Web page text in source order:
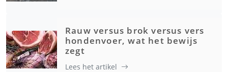
Rauw versus brok versus vers
hondenvoer, wat het bewijs
zegt
Lees het artikel